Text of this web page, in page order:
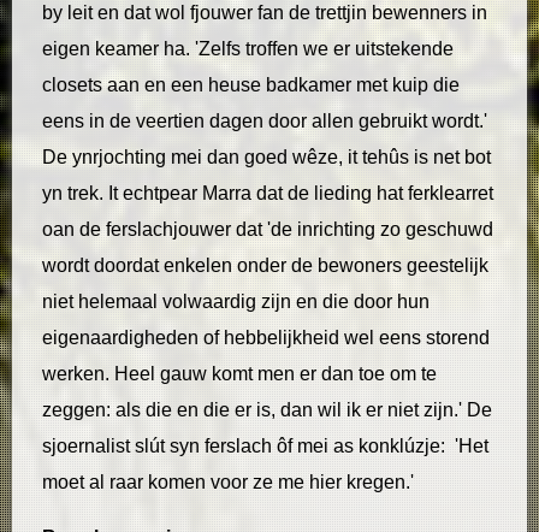
by leit en dat wol fjouwer fan de trettjin bewenners in
eigen keamer ha. 'Zelfs troffen we er uitstekende
closets aan en een heuse badkamer met kuip die
eens in de veertien dagen door allen gebruikt wordt.'
De ynrjochting mei dan goed wêze, it tehûs is net bot
yn trek. It echtpear Marra dat de lieding hat ferklearret
oan de ferslachjouwer dat 'de inrichting zo geschuwd
wordt doordat enkelen onder de bewoners geestelijk
niet helemaal volwaardig zijn en die door hun
eigenaardigheden of hebbelijkheid wel eens storend
werken. Heel gauw komt men er dan toe om te
zeggen: als die en die er is, dan wil ik er niet zijn.' De
sjoernalist slút syn ferslach ôf mei as konklúzje: 'Het
moet al raar komen voor ze me hier kregen.'